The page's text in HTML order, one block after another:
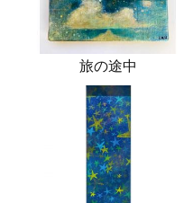
旅の途中